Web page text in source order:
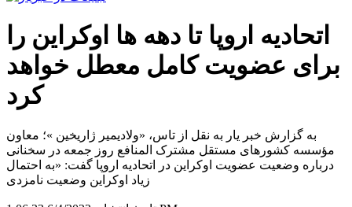
اتحادیه اروپا تا دهه ها اوکراین را
برای عضویت کامل معطل خواهد
کرد
به گزارش خبر یار به نقل از تاس، «ولادیمیر ژاریخین »؛ معاون
مؤسسه کشورهای مستقل مشترک المنافع روز جمعه در سخنانی
درباره وضعیت عضویت اوکراین در اتحادیه اروپا گفت: «به احتمال
زیاد اوکراین وضعیت نامزدی